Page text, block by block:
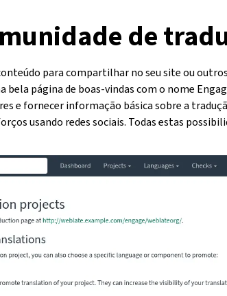
de
para compartilhar no seu site ou
bela página de boas-vindas com o nome
e fornecer informação básica sobre a
usando redes sociais. Todas estas